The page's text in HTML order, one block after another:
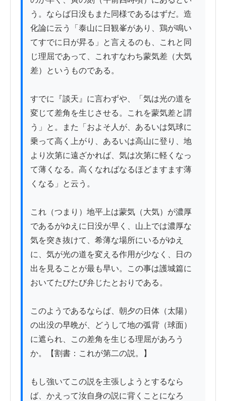
う。ならば日没もまた同様であるはずだ。造
化論に云う「泰山に日観峯があり、鶏が鳴い
てすでに日が昇る」と言えるのも、これと同
じ理屈であって、これすなわち蒙気差（大気
差）というものである。
すでに『談天』に言わずや、「気は光の道を
変じて差角を生じさせる。これを蒙気差と謂
う」と。また「およそ人が、あるいは気球に
乗って高く上がり、あるいは高山に登り、地
より次第に遠ざかれば、気は次第に軽くなっ
て薄くなる。高くなればなるほどますます薄
くなる」と云う。
これ（つまり）地平上は蒙気（大気）が濃厚
であるがゆえに日没が早く、山上では濃厚な
気を突き抜けて、希薄な場所にいるがゆえ
に、気が光の道を変える作用が少なく、日の
出を見ることが最も早い。この事は護城篇に
おいてたびたび弁じたとおりである。
このようであるならば、朝夕の日体（太陽）
の出没の早晩が、どうして地の弧背（球面）
に遮られ、この差角を生じる理屈があろう
か。【割書：これが第二の説。】
もし強いてこの説を主張しようとするなら
ば、かえって汝自身の説に背くことになろ